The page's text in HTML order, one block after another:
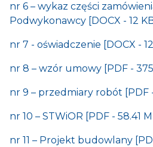
nr 6 – wykaz części
Podwykonawcy [DOCX - 12
nr 7 - oświadczenie [DOCX -
nr 8 – wzór umowy [PDF -
nr 9 – przedmiary robót [PDF -
nr 10 – STWiOR [PDF - 58.41
nr 11 – Projekt budowlany